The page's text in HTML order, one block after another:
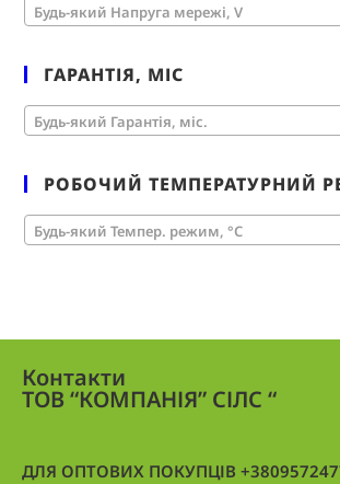
Будь-який Напруга мережі, V
ГАРАНТІЯ, МІС
Будь-який Гарантія, міс.
РОБОЧИЙ ТЕМПЕРАТУРНИЙ
Будь-який Темпер. режим, °C
Контакти
ТОВ “КОМПАНІЯ” СІЛС “
ДЛЯ ОПТОВИХ ПОКУПЦІВ